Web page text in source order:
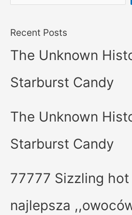
Recent Posts
The Unknown
Starburst Candy
The Unknown
Starburst Candy
77777 Sizzling
najlepsza